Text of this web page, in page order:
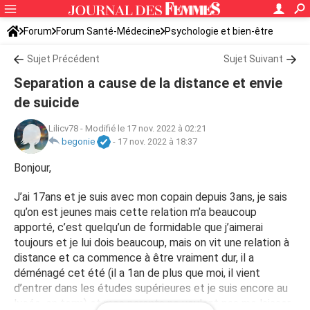
Forum Forum Santé-Médecine Psychologie et bien-être
Sujet Précédent Sujet Suivant
Separation a cause de la distance et envie
de suicide
Lilicv78 - Modifié le 17 nov. 2022 à 02:21
begonie
- 17 nov. 2022 à 18:37
Bonjour,
J’ai 17ans et je suis avec mon copain depuis 3ans, je sais
qu’on est jeunes mais cette relation m’a beaucoup
apporté, c’est quelqu’un de formidable que j’aimerai
toujours et je lui dois beaucoup, mais on vit une relation à
distance et ca commence à être vraiment dur, il a
déménagé cet été (il a 1an de plus que moi, il vient
d’entrer dans les études supérieures et je suis encore au
lycée, en term) et mes parents ne veulent pas me laisser